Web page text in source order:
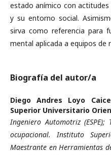
estado anímico con
y su entorno social.
sirva como referencia para
mental aplicada a equipos de
Biografía del autor/a
Diego Andres Loyo
Superior Universitario
Ingeniero Automotriz
ocupacional. Instituto
Maestrante en Herramientas